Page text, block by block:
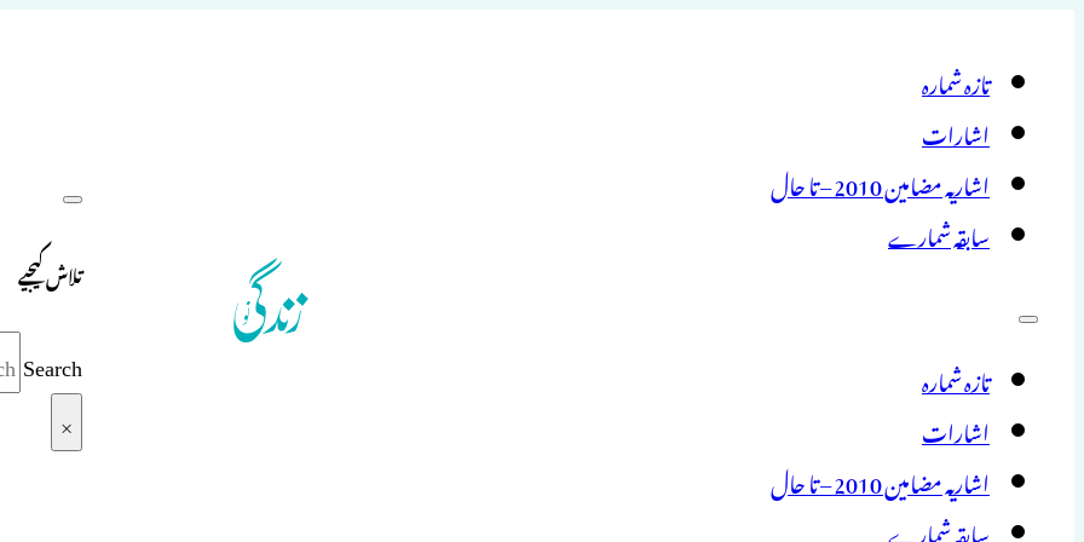
تازہ شمارہ
اشارات
اشاریہ مضامین 2010 – تا حال
سابقہ شمارے
تازہ شمارہ
اشارات
اشاریہ مضامین 2010 – تا حال
سابقہ شمارے
تلاش کیجیے
Search
×